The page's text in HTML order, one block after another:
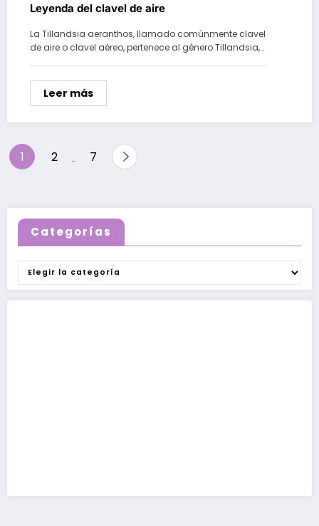
Leyenda del clavel de aire
La Tillandsia aeranthos, llamado comúnmente clavel
de aire o clavel aéreo, pertenece al género Tillandsia,…
Leer más
Paginación
1 2 7
Categorías
Categorías